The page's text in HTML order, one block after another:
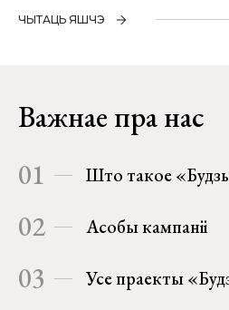
ЧЫТАЦЬ ЯШЧЭ
Важнае пра нас
01 Што такое
02 Асобы кампаніі
03 Усе праекты